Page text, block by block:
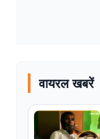
वायरल खबरें